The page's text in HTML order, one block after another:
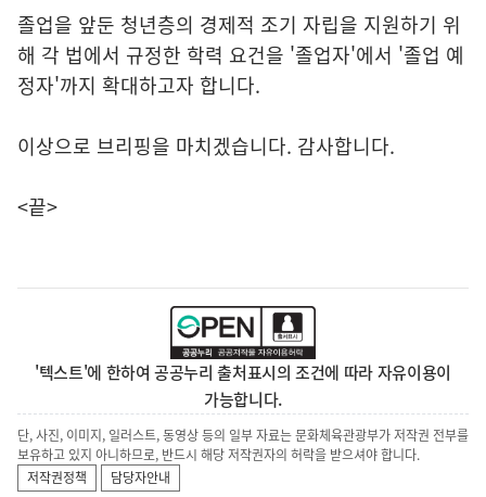
졸업을 앞둔 청년층의 경제적 조기 자립을 지원하기 위
해 각 법에서 규정한 학력 요건을 '졸업자'에서 '졸업 예
정자'까지 확대하고자 합니다.
이상으로 브리핑을 마치겠습니다. 감사합니다.
<끝>
'텍스트'에 한하여 공공누리 출처표시의 조건에 따라 자유이용이
가능합니다.
단, 사진, 이미지, 일러스트, 동영상 등의 일부 자료는 문화체육관광부가 저작권 전부를
보유하고 있지 아니하므로, 반드시 해당 저작권자의 허락을 받으셔야 합니다.
저작권정책
담당자안내